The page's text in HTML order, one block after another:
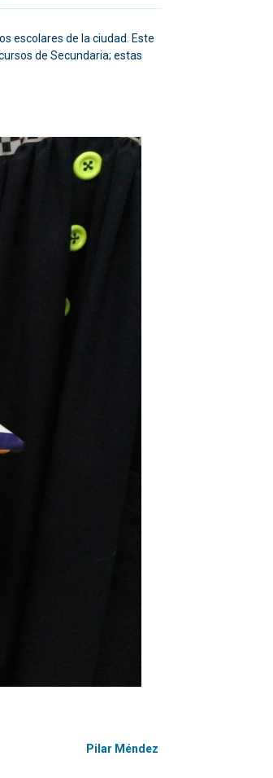
escolares de la ciudad. Este
de Secundaria; estas
Pilar Méndez